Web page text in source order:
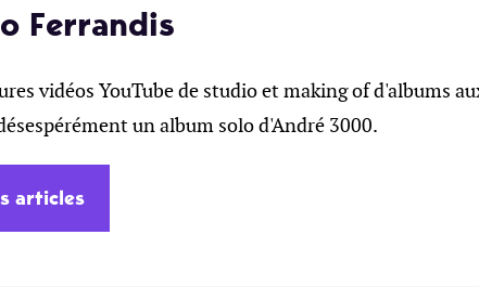
Ferrandis
vidéos YouTube de studio et making of d'albums
un album solo d'André 3000.
articles